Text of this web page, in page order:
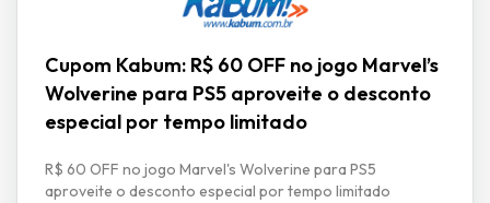
Cupom Kabum: R$ 60 OFF no jogo Marvel’s
Wolverine para PS5 aproveite o desconto
especial por tempo limitado
R$ 60 OFF no jogo Marvel's Wolverine para PS5
aproveite o desconto especial por tempo limitado